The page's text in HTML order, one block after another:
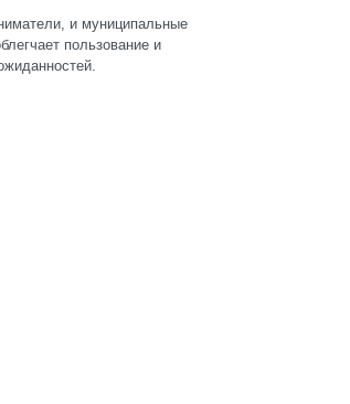
и муниципальные
пользование и